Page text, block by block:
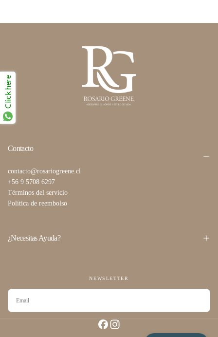
Contacto
contacto@rosariogreene.cl
+56 9 5708 6297
Términos del servicio
Política de reembolso
¿Necesitas Ayuda?
NEWSLETTER
CORREO
ELECTRÓNICO
SUSCRIBIRSE
Click here